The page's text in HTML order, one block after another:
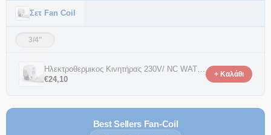
Σετ Fan Coil
3/4"
€24,10
+ Καλάθι
Best Sellers Fan-Coil